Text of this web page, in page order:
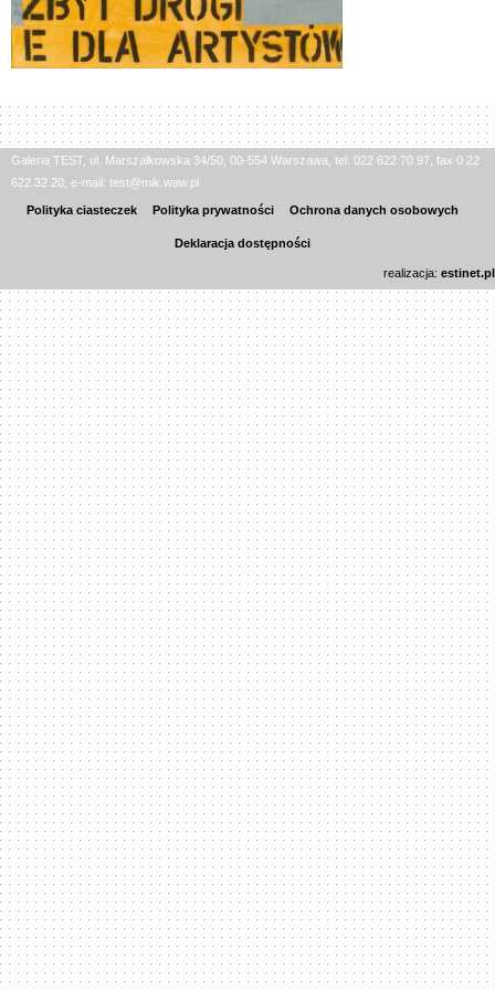
Galeria TEST, ul. Marszałkowska 34/50, 00-554 Warszawa, tel. 022 622 70 97, fax 0 22
622 32 20, e-mail: test@mik.waw.pl
Polityka ciasteczek Polityka prywatności Ochrona danych osobowych
Deklaracja dostępności
realizacja: estinet.pl